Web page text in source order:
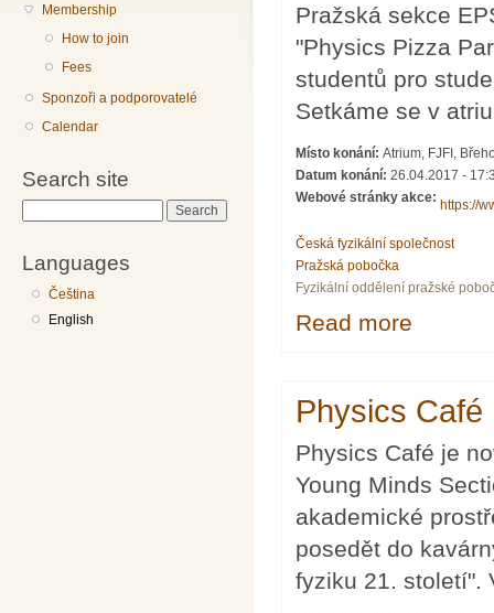
Membership
How to join
Fees
Sponzoři a podporovatelé
Calendar
Search site
Languages
Čeština
English
Pražská sekce
"Physics Pizza
studentů pro
Setkáme se v
Místo konání:Atrium, FJFI,
Datum konání:26.04.2017 -
Webové stránky akce:
https://
Česká fyzikální společnost
Pražská pobočka
Fyzikální oddělení pražské
Read more
Physics
Physics Café je
Young Minds
akademické
posedět do
fyziku 21. století".